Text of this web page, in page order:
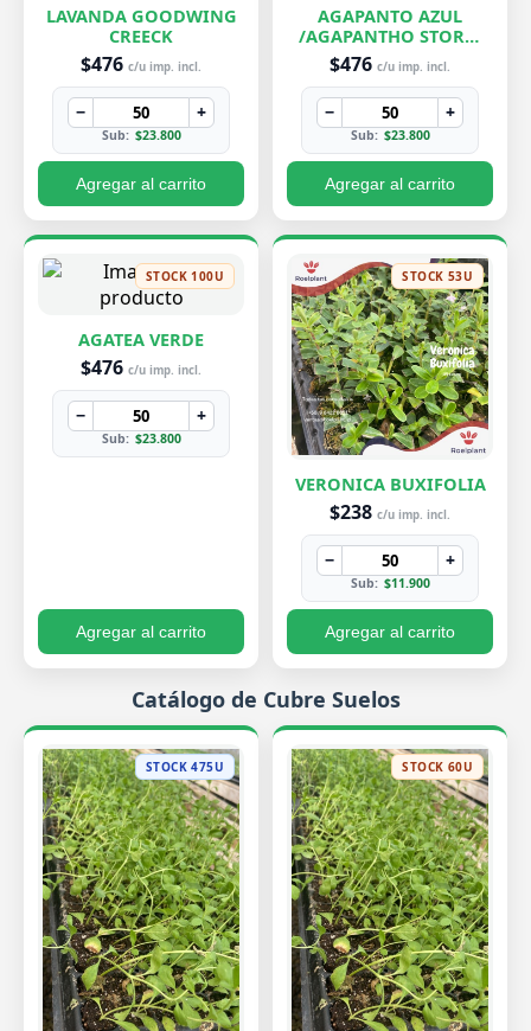
LAVANDA GOODWING
CREECK
$476 c/u imp. incl.
− +
Sub: $23.800
Agregar al carrito
AGAPANTO AZUL
/AGAPANTHO STORM
CLOUD
$476 c/u imp. incl.
− +
Sub: $23.800
Agregar al carrito
STOCK 100U
AGATEA VERDE
$476 c/u imp. incl.
− +
Sub: $23.800
Agregar al carrito
STOCK 53U
VERONICA BUXIFOLIA
$238 c/u imp. incl.
− +
Sub: $11.900
Agregar al carrito
Catálogo de Cubre Suelos
STOCK 475U STOCK 60U